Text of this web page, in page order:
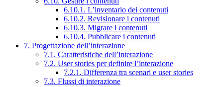
6.10.1. L’inventario dei contenuti
6.10.2. Revisionare i contenuti
6.10.3. Migrare i contenuti
6.10.4. Pubblicare i contenuti
7. Progettazione dell’interazione
7.1. Caratteristiche dell’interazione
7.2. User stories per definire l’interazione
7.2.1. Differenza tra scenari e user stories
7.3. Flussi di interazione